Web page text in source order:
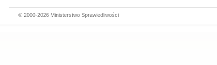
© 2000-2026 Ministerstwo Sprawiedliwości